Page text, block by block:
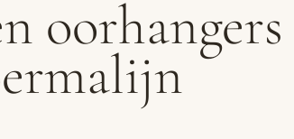
oorhangers